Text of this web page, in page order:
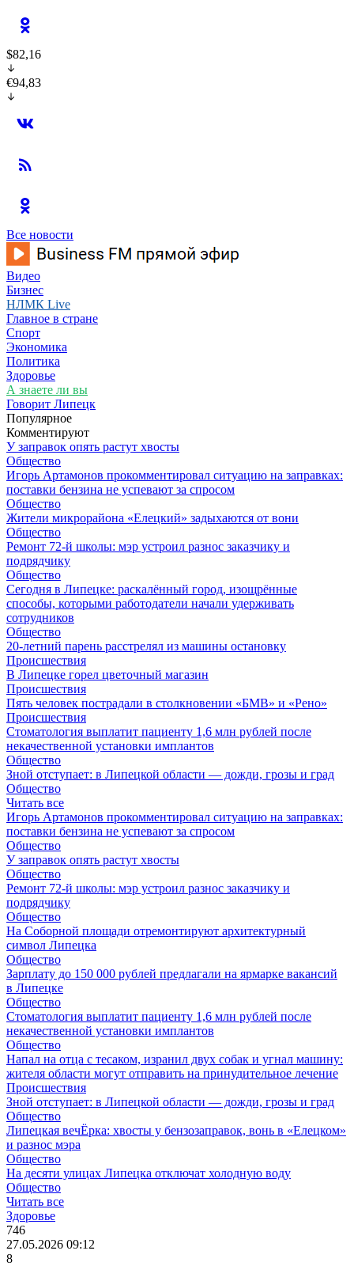
$82,16
€94,83
Все новости
Видео
Бизнес
НЛМК Live
Главное в стране
Спорт
Экономика
Политика
Здоровье
А знаете ли вы
Говорит Липецк
Популярное
Комментируют
У заправок опять растут хвосты
Общество
Игорь Артамонов прокомментировал ситуацию на заправках:
поставки бензина не успевают за спросом
Общество
Жители микрорайона «Елецкий» задыхаются от вони
Общество
Ремонт 72‑й школы: мэр устроил разнос заказчику и
подрядчику
Общество
Сегодня в Липецке: раскалённый город, изощрённые
способы, которыми работодатели начали удерживать
сотрудников
Общество
20-летний парень расстрелял из машины остановку
Происшествия
В Липецке горел цветочный магазин
Происшествия
Пять человек пострадали в столкновении «БМВ» и «Рено»
Происшествия
Стоматология выплатит пациенту 1,6 млн рублей после
некачественной установки имплантов
Общество
Зной отступает: в Липецкой области — дожди, грозы и град
Общество
Читать все
Игорь Артамонов прокомментировал ситуацию на заправках:
поставки бензина не успевают за спросом
Общество
У заправок опять растут хвосты
Общество
Ремонт 72‑й школы: мэр устроил разнос заказчику и
подрядчику
Общество
На Соборной площади отремонтируют архитектурный
символ Липецка
Общество
Зарплату до 150 000 рублей предлагали на ярмарке вакансий
в Липецке
Общество
Стоматология выплатит пациенту 1,6 млн рублей после
некачественной установки имплантов
Общество
Напал на отца с тесаком, изранил двух собак и угнал машину:
жителя области могут отправить на принудительное лечение
Происшествия
Зной отступает: в Липецкой области — дожди, грозы и град
Общество
Липецкая вечЁрка: хвосты у бензозаправок, вонь в «Елецком»
и разнос мэра
Общество
На десяти улицах Липецка отключат холодную воду
Общество
Читать все
Здоровье
746
27.05.2026 09:12
8